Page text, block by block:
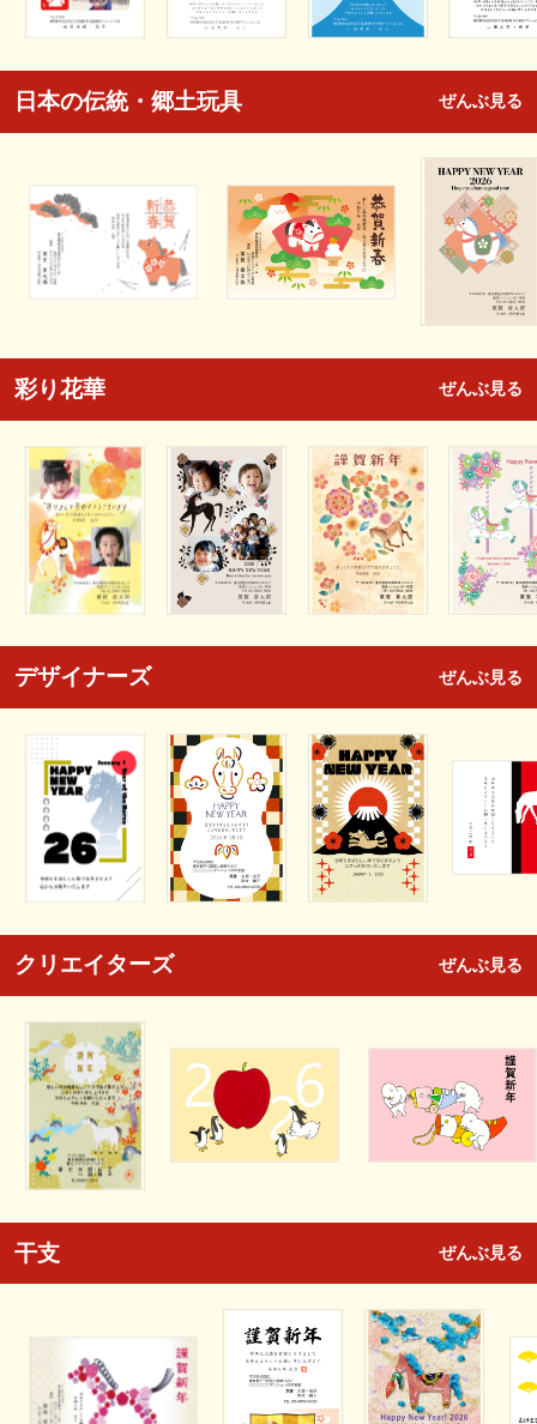
日本の伝統・郷土玩具 ぜんぶ見る
彩り花華 ぜんぶ見る
デザイナーズ ぜんぶ見る
クリエイターズ ぜんぶ見る
干支 ぜんぶ見る